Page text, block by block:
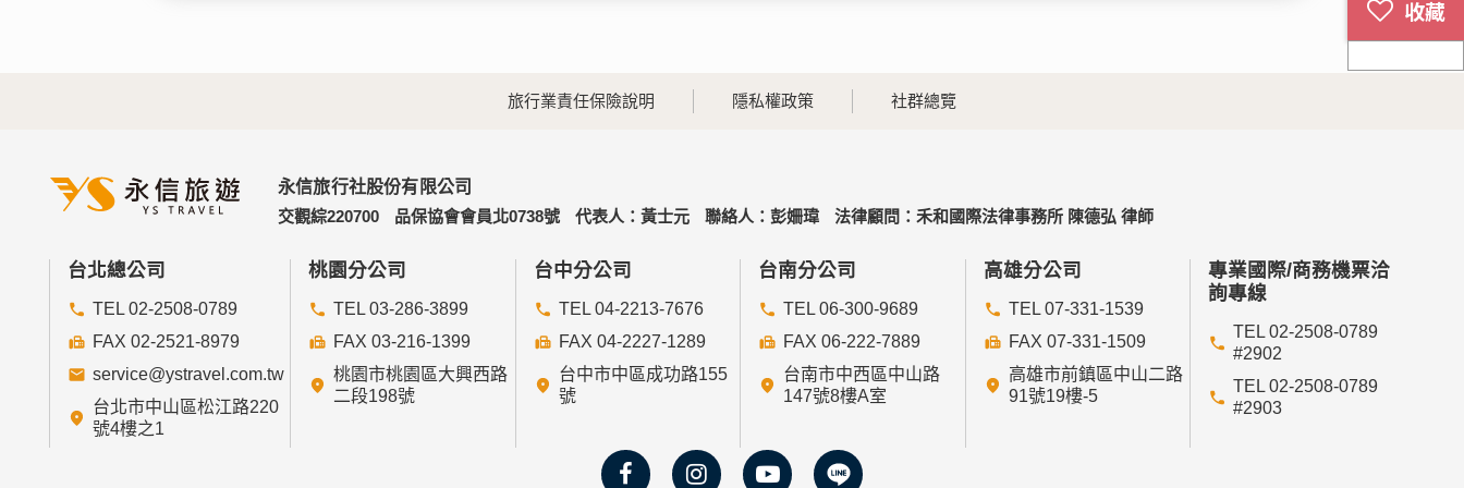
旅行業責任保險說明 隱私權政策 社群總覽
永信旅行社股份有限公司
交觀綜220700
品保協會會員北0738號 代表人：黃士元 聯絡人：彭姍瑋 法律顧問：禾和國際法律事務所 陳德弘 律師
台北總公司
TEL 02-2508-0789
FAX 02-2521-8979
service@ystravel.com.tw
台北市中山區松江路220
號4樓之1
桃園分公司
TEL 03-286-3899
FAX 03-216-1399
桃園市桃園區大興西路
二段198號
台中分公司
TEL 04-2213-7676
FAX 04-2227-1289
台中市中區成功路155
號
台南分公司
TEL 06-300-9689
FAX 06-222-7889
台南市中西區中山路
147號8樓A室
高雄分公司
TEL 07-331-1539
FAX 07-331-1509
高雄市前鎮區中山二路
91號19樓-5
專業國際/商務機票洽
詢專線
TEL 02-2508-0789
#2902
TEL 02-2508-0789
#2903